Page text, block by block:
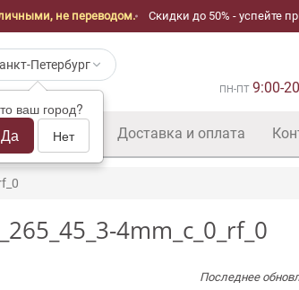
не переводом. Скидки до 50% - успейте
Петербург
ваш город?
Да Нет
ПН-ПТ 9:00-
б/у оптом Доставка и оплата
4mm_c_0_rf_0
Последнее